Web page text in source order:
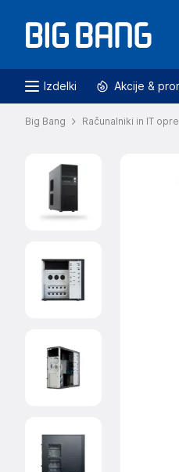
Izdelki Akcije &
Big Bang Računalniki in IT